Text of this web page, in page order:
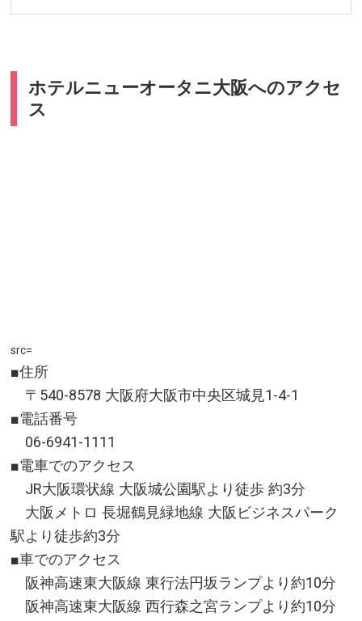
ホテルニューオータニ大阪へのアクセ
ス
src=
■住所
〒540-8578 大阪府大阪市中央区城見1-4-1
■電話番号
06-6941-1111
■電車でのアクセス
JR大阪環状線 大阪城公園駅より徒歩 約3分
大阪メトロ 長堀鶴見緑地線 大阪ビジネスパーク
駅より徒歩約3分
■車でのアクセス
阪神高速東大阪線 東行法円坂ランプより約10分
阪神高速東大阪線 西行森之宮ランプより約10分